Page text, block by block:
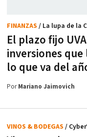
El plazo fijo
inversiones
lo que va del
FINANZAS / La lupa de la
PorMariano Jaimovich
VINOS & BODEGAS /